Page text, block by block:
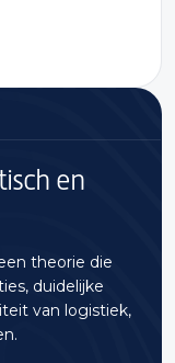
en
theorie die
duidelijke
van logistiek,